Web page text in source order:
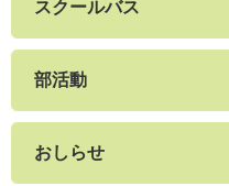
スクールバス
部活動
おしらせ